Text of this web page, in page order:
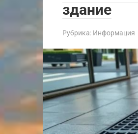
здание
Рубрика: Информация